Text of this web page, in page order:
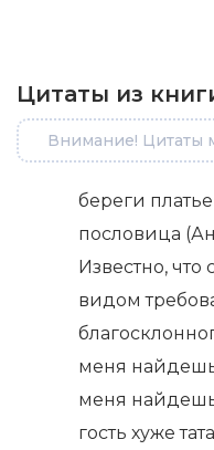
Цитаты из
Внимание! Цитаты
береги
пословица
Известно,
видом
меня
меня
гость хуже